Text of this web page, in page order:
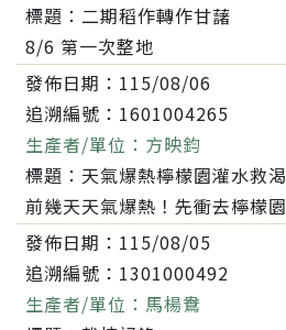
標題： 二期稻作轉作甘藷
8/6 第一次整地
發佈日期： 115/08/06
追溯編號： 1601004265
生產者/單位： 方映鈞
標題： 天氣爆熱檸檬園灌水救渴
發佈日期： 115/08/05
追溯編號： 1301000492
生產者/單位： 馬楊鴦